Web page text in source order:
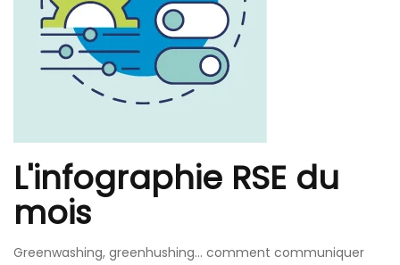
L'infographie RSE du
mois
Greenwashing, greenhushing… comment communiquer